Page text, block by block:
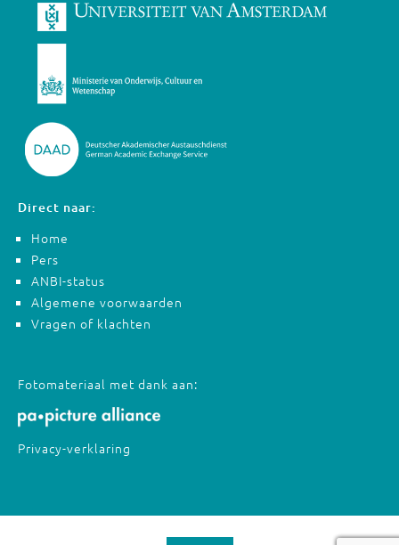
Direct naar:
Home
Pers
ANBI-status
Algemene voorwaarden
Vragen of klachten
Fotomateriaal met dank aan:
Privacy-verklaring